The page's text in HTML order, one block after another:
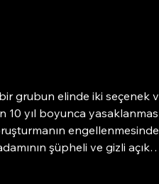
grubun elinde iki seçenek
10 yıl boyunca
şüpheli ve gizli açık